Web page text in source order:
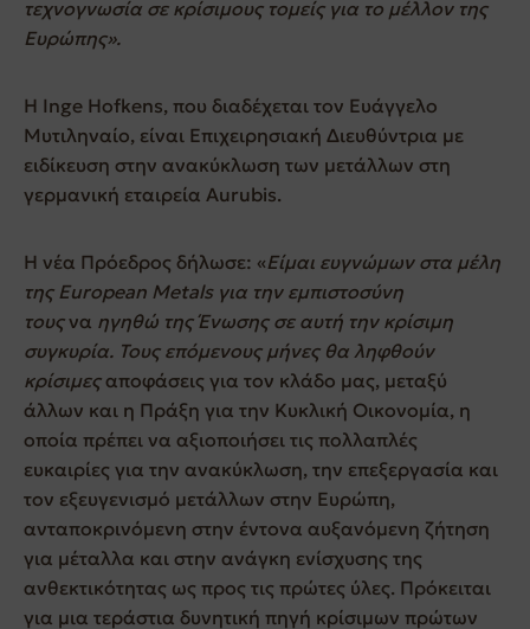
τεχνογνωσία σε κρίσιμους τομείς για το μέλλον της
Ευρώπης».
Η Inge Hofkens, που διαδέχεται τον Ευάγγελο
Μυτιληναίο, είναι Επιχειρησιακή Διευθύντρια με
ειδίκευση στην ανακύκλωση των μετάλλων στη
γερμανική εταιρεία Aurubis.
Η νέα Πρόεδρος δήλωσε: «Είμαι ευγνώμων στα μέλη
της European Metals για την εμπιστοσύνη
τουςνα ηγηθώ της Ένωσης σε αυτή την κρίσιμη
συγκυρία. Τους επόμενους μήνες θα ληφθούν
κρίσιμεςαποφάσεις για τον κλάδο μας, μεταξύ
άλλων και η Πράξη για την Κυκλική Οικονομία, η
οποία πρέπει να αξιοποιήσει τις πολλαπλές
ευκαιρίες για την ανακύκλωση, την επεξεργασία και
τον εξευγενισμό μετάλλων στην Ευρώπη,
ανταποκρινόμενη στην έντονα αυξανόμενη ζήτηση
για μέταλλα και στην ανάγκη ενίσχυσης της
ανθεκτικότητας ως προς τις πρώτες ύλες. Πρόκειται
για μια τεράστια δυνητική πηγή κρίσιμων πρώτων